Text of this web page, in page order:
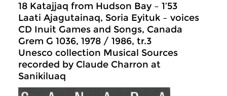
18 Katajjaq from Hudson Bay – 1’53
Laati Ajagutainaq, Soria Eyituk – voices
CD Inuit Games and Songs, Canada
Grem G 1036, 1978 / 1986, tr.3
Unesco collection Musical Sources
recorded by Claude Charron at
Sanikiluaq